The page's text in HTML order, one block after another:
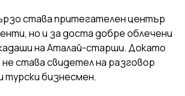
става притегателен център
но и за доста добре облечени
на Аталай-старши. Докато
става свидетел на разговор
турски бизнесмен.